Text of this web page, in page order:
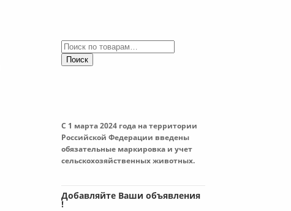
Поиск
С 1 марта 2024 года на территории
Российской Федерации введены
обязательные маркировка и учет
сельскохозяйственных животных.
Добавляйте Ваши объявления
!